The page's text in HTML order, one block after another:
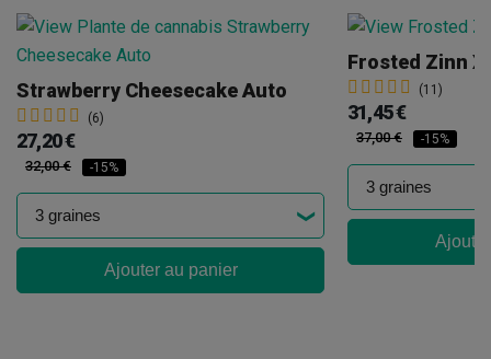
Strawberry Cheesecake Auto
(6)
27,20 €
32,00 € -15%
Ajouter au panier
Frosted Zinn X
(11)
31,45 €
37,00 € -15%